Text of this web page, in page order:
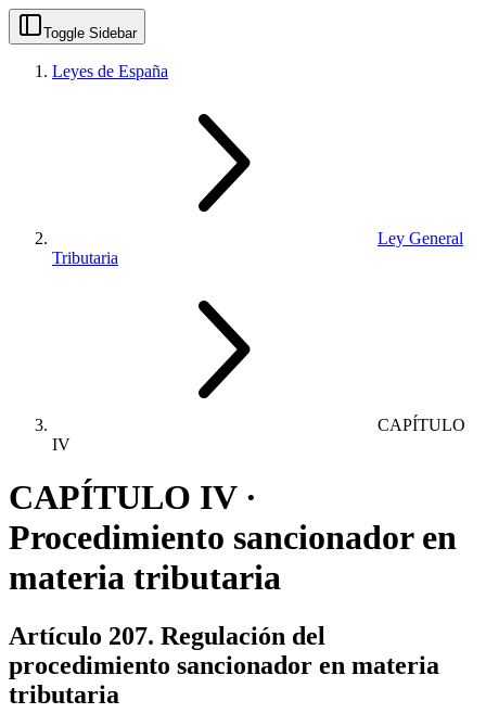
Toggle Sidebar
Leyes de España
Ley General
Tributaria
CAPÍTULO
IV
CAPÍTULO IV ·
Procedimiento sancionador en
materia tributaria
Artículo 207. Regulación del
procedimiento sancionador en materia
tributaria